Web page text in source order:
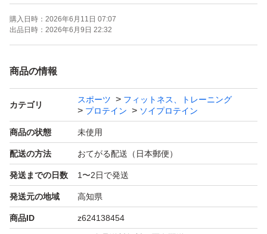
んぱく質不足をサポートするJAKSソイプロテイン。品
質・原料・味・溶けやすさ全てを追求したソイプロテイン
です。
たり20gのたんぱく質含有を実現。
【国内製造へのこだわり】ソイプロテイン原料は100%国
内製造品のみを使用。品質と安全性を追求した設計になっ
ております。
【完熟バナナの濃厚さ】まるで本物のバナナのような風味
と濃厚な甘さがクセになるフレーバーです。
【安心・安全へのこだわり】品質管理を徹底した国内工場
購入日時： 2026年6月11日 07:07
出品日時： 2026年6月9日 22:32
商品の情報
カテゴリ
スポーツ
フィットネス、トレーニング
プロテイン
ソイプロテイン
商品の状態 未使用
配送の方法 おてがる配送（日本郵便）
発送までの日数 1〜2日で発送
発送元の地域 高知県
商品ID z624138454